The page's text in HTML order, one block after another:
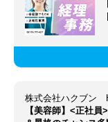
【美容師】<正社